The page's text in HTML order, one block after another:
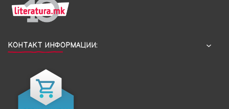
КОНТАКТ ИНФОРМАЦИИ: